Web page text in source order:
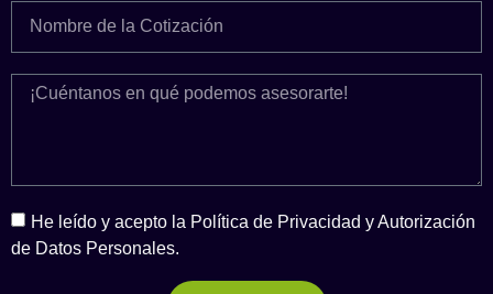
He leído y acepto la Política de Privacidad y Autorización
de Datos Personales.